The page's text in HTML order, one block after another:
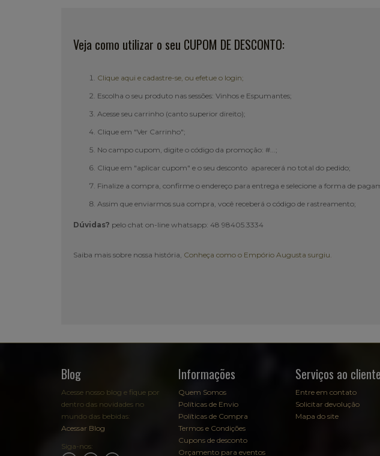
Veja como utilizar o seu CUPOM DE DESCONTO:
Clique aqui e cadastre-se, ou efetue o login;
Escolha o seu produto nas sessões: Vinhos e Espumantes;
Acesse seu carrinho (canto superior direito);
Clique em "Ver Carrinho";
No campo cupom, digite o código da promoção: #...;
Clique em "aplicar cupom" e o seu desconto aparecerá no total do pedido;
Finalize a compra, confirme o endereço para entrega e selecione a forma de
Assim que enviarmos sua compra, você receberá o código de rastreamento;
Dúvidas? pelo chat on-line whatsapp: 48 98405.3334
Saiba mais sobre nossa história, Conheça como o Empório Augusta surgiu.
Blog
Acesse nosso blog e fique por
dentro das novidades no
mundo das bebidas:
Acessar Blog
Siga-nos:
Informações
Quem Somos
Políticas de Envio
Políticas de Compra
Termos e Condições
Cupons de desconto
Orçamento para eventos
Serviços ao cliente
Entre em contato
Solicitar devolução
Mapa do site